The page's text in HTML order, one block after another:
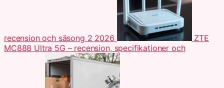
recension och säsong 2 2026
ZTE
MC888 Ultra 5G – recension, specifikationer och